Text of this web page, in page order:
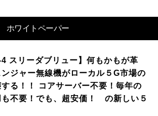
ホワイトペーパー
4 スリーダブリュー】何もかもが革
ジャー無線機がローカル５G市場の
る！！ コアサーバー不要！毎年の
も不要！でも、超安価！ の新しい５